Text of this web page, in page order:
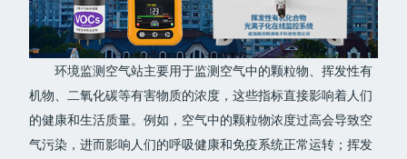
环境监测空气站主要用于监测空气中的颗粒物、挥发性有
机物、二氧化碳等有害物质的浓度，这些指标直接影响着人们
的健康和生活质量。例如，空气中的颗粒物浓度过高会导致空
气污染，进而影响人们的呼吸健康和免疫系统正常运转；挥发